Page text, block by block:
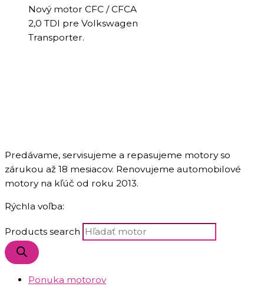
Nový motor CFC / CFCA
2,0 TDI pre Volkswagen
Transporter.
Predávame, servisujeme a repasujeme motory so
zárukou až 18 mesiacov. Renovujeme automobilové
motory na kľúč od roku 2013.
Rýchla voľba:
Products search
Ponuka motorov